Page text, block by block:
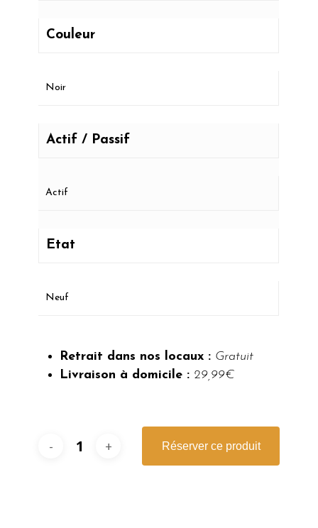
Couleur
Noir
Actif / Passif
Actif
Etat
Neuf
Retrait dans nos locaux : Gratuit
Livraison à domicile : 29,99€
Réserver ce produit